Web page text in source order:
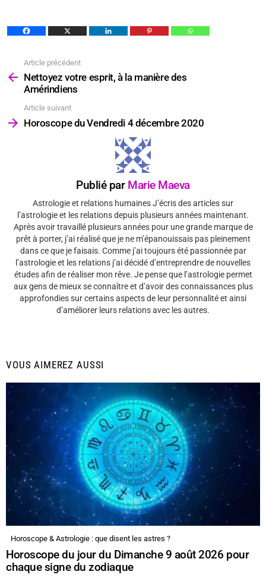
plus
Article précédent
Nettoyez votre esprit, à la manière des
Amérindiens
Article suivant
Horoscope du Vendredi 4 décembre 2020
Publié par Marie Maeva
Astrologie et relations humaines J’écris des articles sur
l’astrologie et les relations depuis plusieurs années maintenant.
Après avoir travaillé plusieurs années pour une grande marque de
prêt à porter, j’ai réalisé que je ne m’épanouissais pas pleinement
dans ce que je faisais. Comme j’ai toujours été passionnée par
l’astrologie et les relations j’ai décidé d’entreprendre de nouvelles
études afin de réaliser mon rêve. Je pense que l’astrologie permet
aux gens de mieux se connaître et d’avoir des connaissances plus
approfondies sur certains aspects de leur personnalité et ainsi
d’améliorer leurs relations avec les autres.
VOUS AIMEREZ AUSSI
Horoscope & Astrologie : que disent les astres ?
Horoscope du jour du Dimanche 9 août 2026 pour
chaque signe du zodiaque